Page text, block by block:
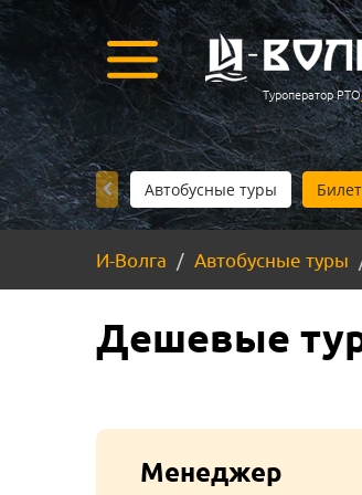
Туроператор РТО
Автобусные туры
И-Волга Автобусные туры
Дешевые
Менеджер